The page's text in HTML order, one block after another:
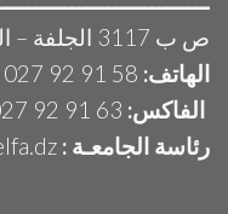
ص ب 3117 الجلفة – الجزائر
الهاتف:
الفاكس:
رئاسة الجامعـة :